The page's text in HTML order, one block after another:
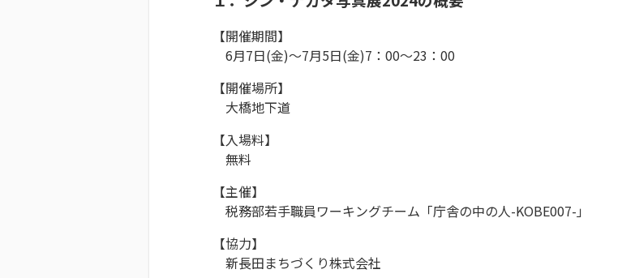
【開催期間】
6月7日(金)～7月5日(金)7：00～23：00
【開催場所】
大橋地下道
【入場料】
無料
【主催】
税務部若手職員ワーキングチーム「庁舎の中の人-KOBE007-」
【協力】
新長田まちづくり株式会社